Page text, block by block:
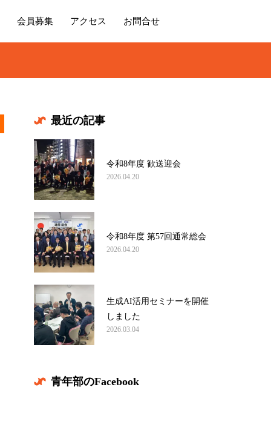
会員募集 アクセス お問合せ
最近の記事
令和8年度 歓送迎会
2026.04.20
令和8年度 第57回通常総会
2026.04.20
生成AI活用セミナーを開催
しました
2026.03.04
青年部のFacebook